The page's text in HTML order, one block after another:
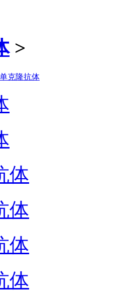
>
单克隆抗体
体
体
体
体